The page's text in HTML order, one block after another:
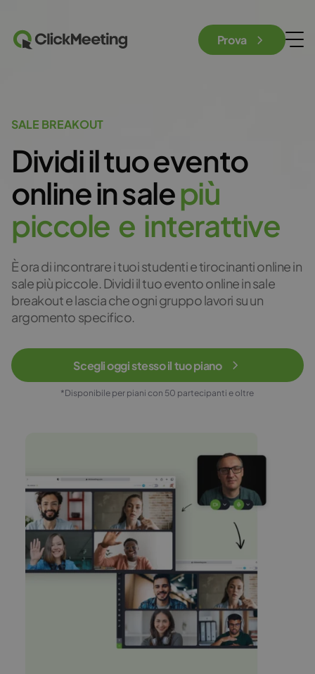
Prova
SALE BREAKOUT
Dividi il tuo evento
online in salepiù
piccole e interattive
È ora di incontrare i tuoi studenti e tirocinanti online in
sale più piccole. Dividi il tuo evento online in sale
breakout e lascia che ogni gruppo lavori su un
argomento specifico.
Scegli oggi stesso il tuo piano
*Disponibile per piani con 50 partecipanti e oltre